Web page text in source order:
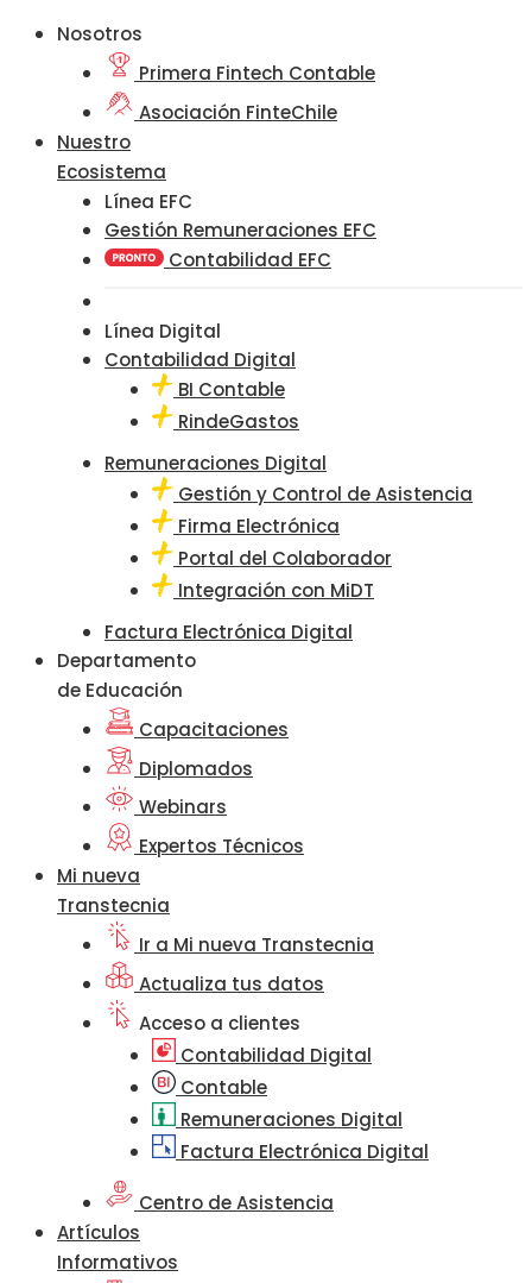
Nosotros
Primera Fintech Contable
Asociación FinteChile
Nuestro
Ecosistema
Línea EFC
Gestión Remuneraciones EFC
Contabilidad EFC
Línea Digital
Contabilidad Digital
BI Contable
RindeGastos
Remuneraciones Digital
Gestión y Control de Asistencia
Firma Electrónica
Portal del Colaborador
Integración con MiDT
Factura Electrónica Digital
Departamento
de Educación
Capacitaciones
Diplomados
Webinars
Expertos Técnicos
Mi nueva
Transtecnia
Ir a Mi nueva Transtecnia
Actualiza tus datos
Acceso a clientes
Contabilidad Digital
Contable
Remuneraciones Digital
Factura Electrónica Digital
Centro de Asistencia
Artículos
Informativos